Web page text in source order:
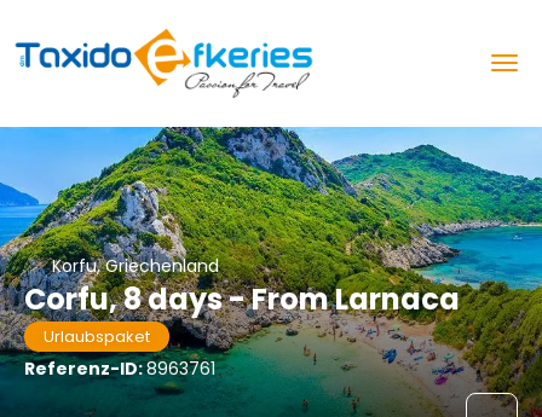
Korfu, Griechenland
Corfu, 8 days - From Larnaca
Urlaubspaket
Referenz-ID:8963761